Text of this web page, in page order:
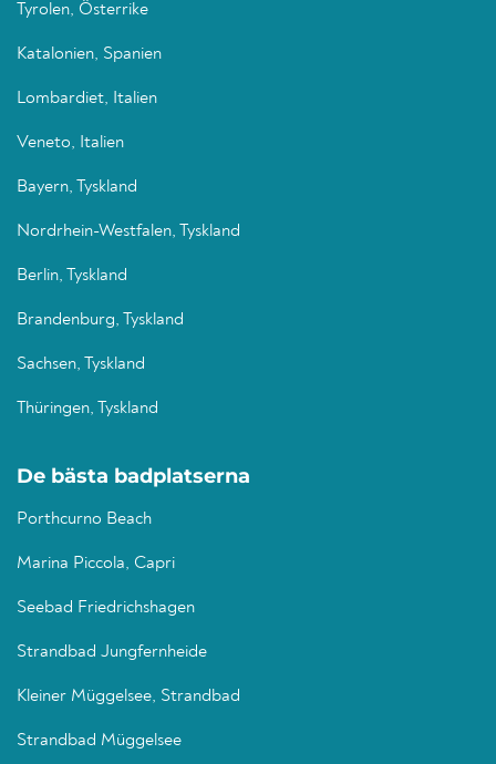
Tyrolen, Österrike
Katalonien, Spanien
Lombardiet, Italien
Veneto, Italien
Bayern, Tyskland
Nordrhein-Westfalen, Tyskland
Berlin, Tyskland
Brandenburg, Tyskland
Sachsen, Tyskland
Thüringen, Tyskland
De bästa badplatserna
Porthcurno Beach
Marina Piccola, Capri
Seebad Friedrichshagen
Strandbad Jungfernheide
Kleiner Müggelsee, Strandbad
Strandbad Müggelsee